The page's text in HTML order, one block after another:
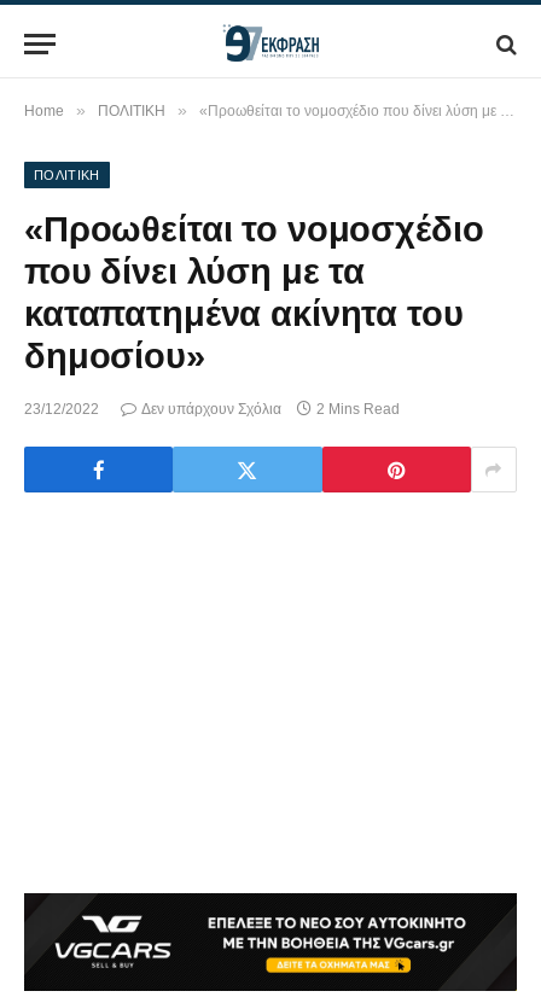
Home » ΠΟΛΙΤΙΚΗ » «Προωθείται το νομοσχέδιο που δίνει λύση με τα καταπατημένα ακίνητα του δημοσίου»
ΠΟΛΙΤΙΚΗ
«Προωθείται το νομοσχέδιο
που δίνει λύση με τα
καταπατημένα ακίνητα του
δημοσίου»
23/12/2022 Δεν υπάρχουν Σχόλια 2 Mins Read